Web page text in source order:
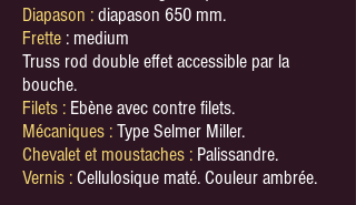
Diapason :diapason 650 mm.
Frette : medium
Truss rod double effet accessible par la
bouche.
Filets : Ebène avec contre filets.
Mécaniques :Type Selmer Miller.
Chevalet et moustaches : Palissandre.
Vernis :Cellulosique maté. Couleur ambrée.